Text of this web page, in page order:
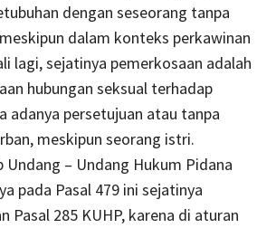
dengan seseorang tanpa
dalam konteks perkawinan
lagi, sejatinya pemerkosaan adalah
hubungan seksual terhadap
adanya persetujuan atau tanpa
meskipun seorang istri.
Undang – Undang Hukum Pidana
pada Pasal 479 ini sejatinya
Pasal 285 KUHP, karena di aturan